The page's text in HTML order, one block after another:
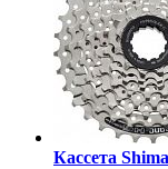
Кассета